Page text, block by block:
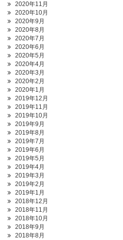
2020年11月
2020年10月
2020年9月
2020年8月
2020年7月
2020年6月
2020年5月
2020年4月
2020年3月
2020年2月
2020年1月
2019年12月
2019年11月
2019年10月
2019年9月
2019年8月
2019年7月
2019年6月
2019年5月
2019年4月
2019年3月
2019年2月
2019年1月
2018年12月
2018年11月
2018年10月
2018年9月
2018年8月